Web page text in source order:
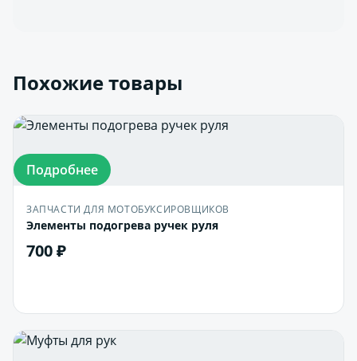
Похожие товары
Подробнее
ЗАПЧАСТИ ДЛЯ МОТОБУКСИРОВЩИКОВ
Элементы подогрева ручек руля
700 ₽